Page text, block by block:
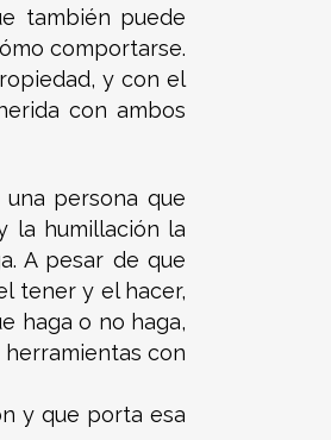
también puede
comportarse.
y con el
con ambos
persona que
la humillación la
A pesar de que
tener y el hacer,
haga o no haga,
con
y que porta esa